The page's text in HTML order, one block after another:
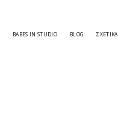
BABES IN STUDIO BLOG ΣΧΕΤΙΚΑ